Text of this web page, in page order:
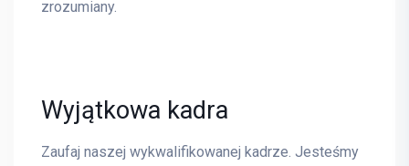
zrozumiany.
Wyjątkowa kadra
Zaufaj naszej wykwalifikowanej kadrze. Jesteśmy